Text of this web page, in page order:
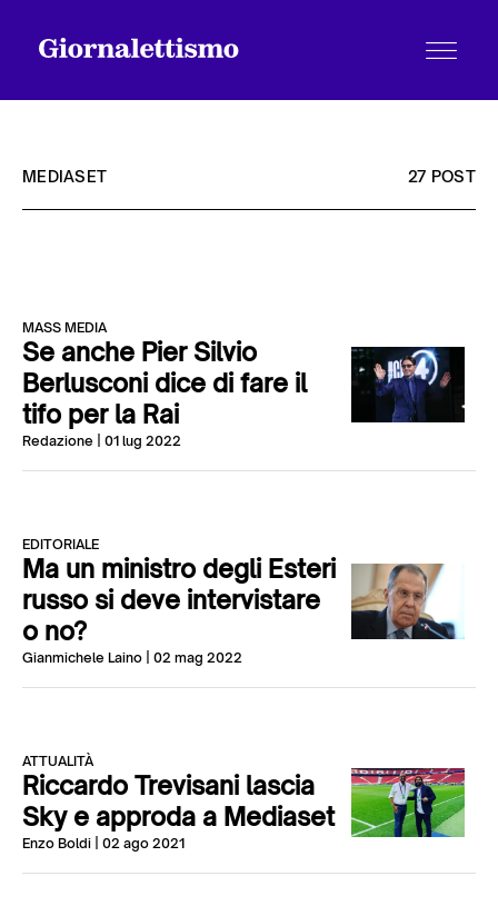
Chi siamo
Contatti
MEDIASET 27 POST
MASS MEDIA
Se anche Pier Silvio
Berlusconi dice di fare il
tifo per la Rai
Redazione | 01 lug 2022
EDITORIALE
Ma un ministro degli Esteri
russo si deve intervistare
o no?
Gianmichele Laino | 02 mag 2022
ATTUALITÀ
Riccardo Trevisani lascia
Sky e approda a Mediaset
Enzo Boldi | 02 ago 2021